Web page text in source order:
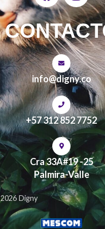
c
e
b
o
o
k
s
t
a
g
r
a
m
info@digny.co
+57 312 852 7752
Cra 33A#19 -25
Palmira-Valle
Digny